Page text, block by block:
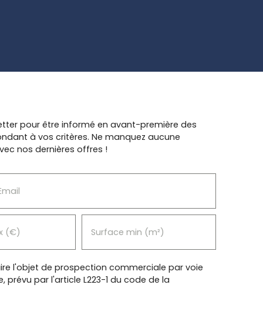
pour être informé en avant-première des
à vos critères. Ne manquez aucune
nos dernières offres !
(€) Surface min (m²)
l'objet de prospection commerciale par voie
par l'article L223-1 du code de la